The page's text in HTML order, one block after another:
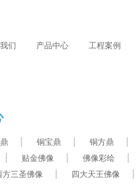
们 产品中心 工程案例
铜宝鼎 铜方鼎
贴金佛像 佛像彩绘
方三圣佛像 四大天王佛像